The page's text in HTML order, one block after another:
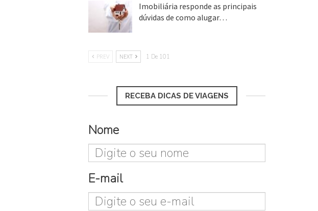
Imobiliária responde as principais
dúvidas de como alugar…
PREV NEXT 1 De 101
RECEBA DICAS DE VIAGENS
Nome
E-mail